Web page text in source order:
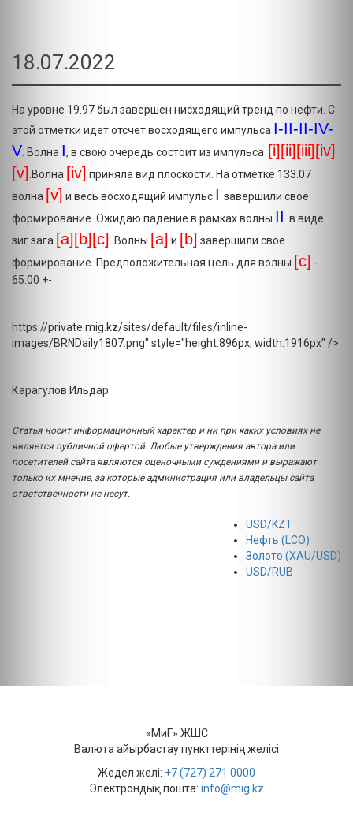
18.07.2022
На уровне 19.97 был завершен нисходящий тренд по нефти. С
этой отметки идет отсчет восходящего импульса I-II-II-IV-
V . Волна I, в свою очередь состоит из импульса [i][ii][iii][iv]
[v] .Волна [iv] приняла вид плоскости. На отметке 133.07
волна [v] и весь восходящий импульс I завершили свое
формирование. Ожидаю падение в рамках волны II в виде
зиг зага [a][b][c] . Волны [a] и [b] завершили свое
формирование. Предположительная цель для волны [c] -
65.00 +-
https://private.mig.kz/sites/default/files/inline-
images/BRNDaily1807.png" style="height:896px; width:1916px" />
Карагулов Ильдар
Статья носит информационный характер и ни при каких условиях не
является публичной офертой. Любые утверждения автора или
посетителей сайта являются оценочными суждениями и выражают
только их мнение, за которые администрация или владельцы сайта
ответственности не несут.
USD/KZT
Нефть (LCO)
Золото (XAU/USD)
USD/RUB
«МиГ» ЖШС
Валюта айырбастау пункттерінің желісі
Жедел желі: +7 (727) 271 0000
Электрондық пошта: info@mig.kz